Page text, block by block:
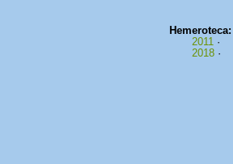
2011 ·
2018·